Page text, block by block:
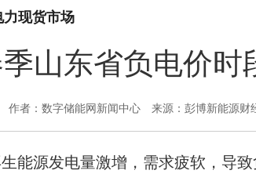
力现货市场
山东省负电价时
作者：数字储能网新闻中心 来源：彭博新能源财
能源发电量激增，需求疲软，导